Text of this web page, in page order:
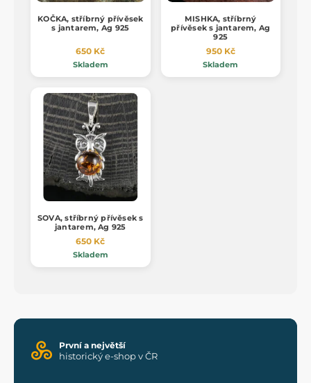
KOČKA, stříbrný přívěsek
s jantarem, Ag 925
650 Kč
Skladem
MISHKA, stříbrný
přívěsek s jantarem, Ag
925
950 Kč
Skladem
SOVA, stříbrný přívěsek s
jantarem, Ag 925
650 Kč
Skladem
První a největší
historický e-shop v ČR